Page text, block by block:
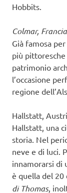
Hobbits.
Colmar, Francia
Già famosa
più
patrimonio
l’occasione
regione
Hallstatt,
Hallstatt, una
storia. Nel
neve e di luci.
innamorarsi di
è quella del 20
di Thomas,